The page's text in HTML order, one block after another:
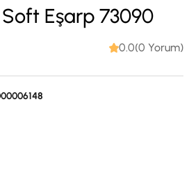
Eşarp 73090
0.0(0 Yorum)